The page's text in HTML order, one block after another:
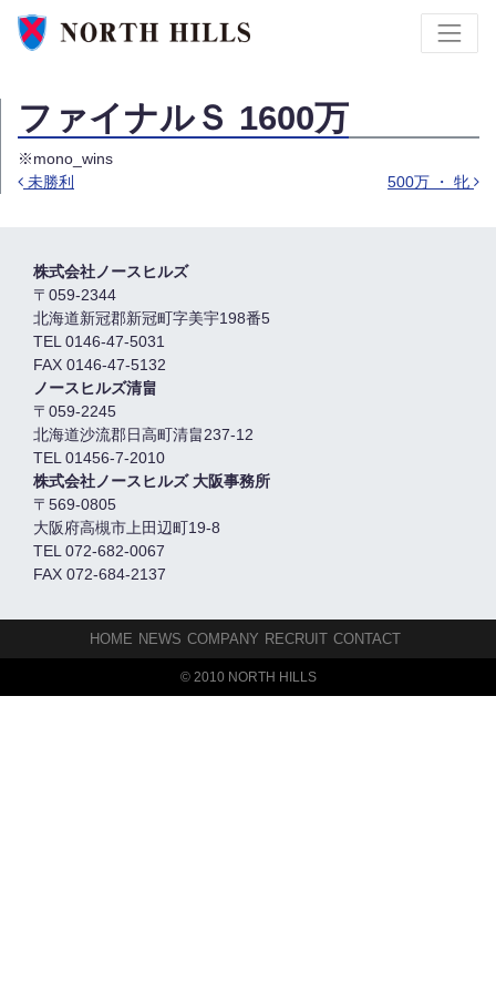
ファイナルＳ 1600万
※mono_wins
未勝利 500万 ・ 牝
株式会社ノースヒルズ
〒059-2344
北海道新冠郡新冠町字美宇198番5
TEL 0146-47-5031
FAX 0146-47-5132
ノースヒルズ清畠
〒059-2245
北海道沙流郡日高町清畠237-12
TEL 01456-7-2010
株式会社ノースヒルズ 大阪事務所
〒569-0805
大阪府高槻市上田辺町19-8
TEL 072-682-0067
FAX 072-684-2137
HOME NEWS COMPANY RECRUIT CONTACT
© 2010 NORTH HILLS